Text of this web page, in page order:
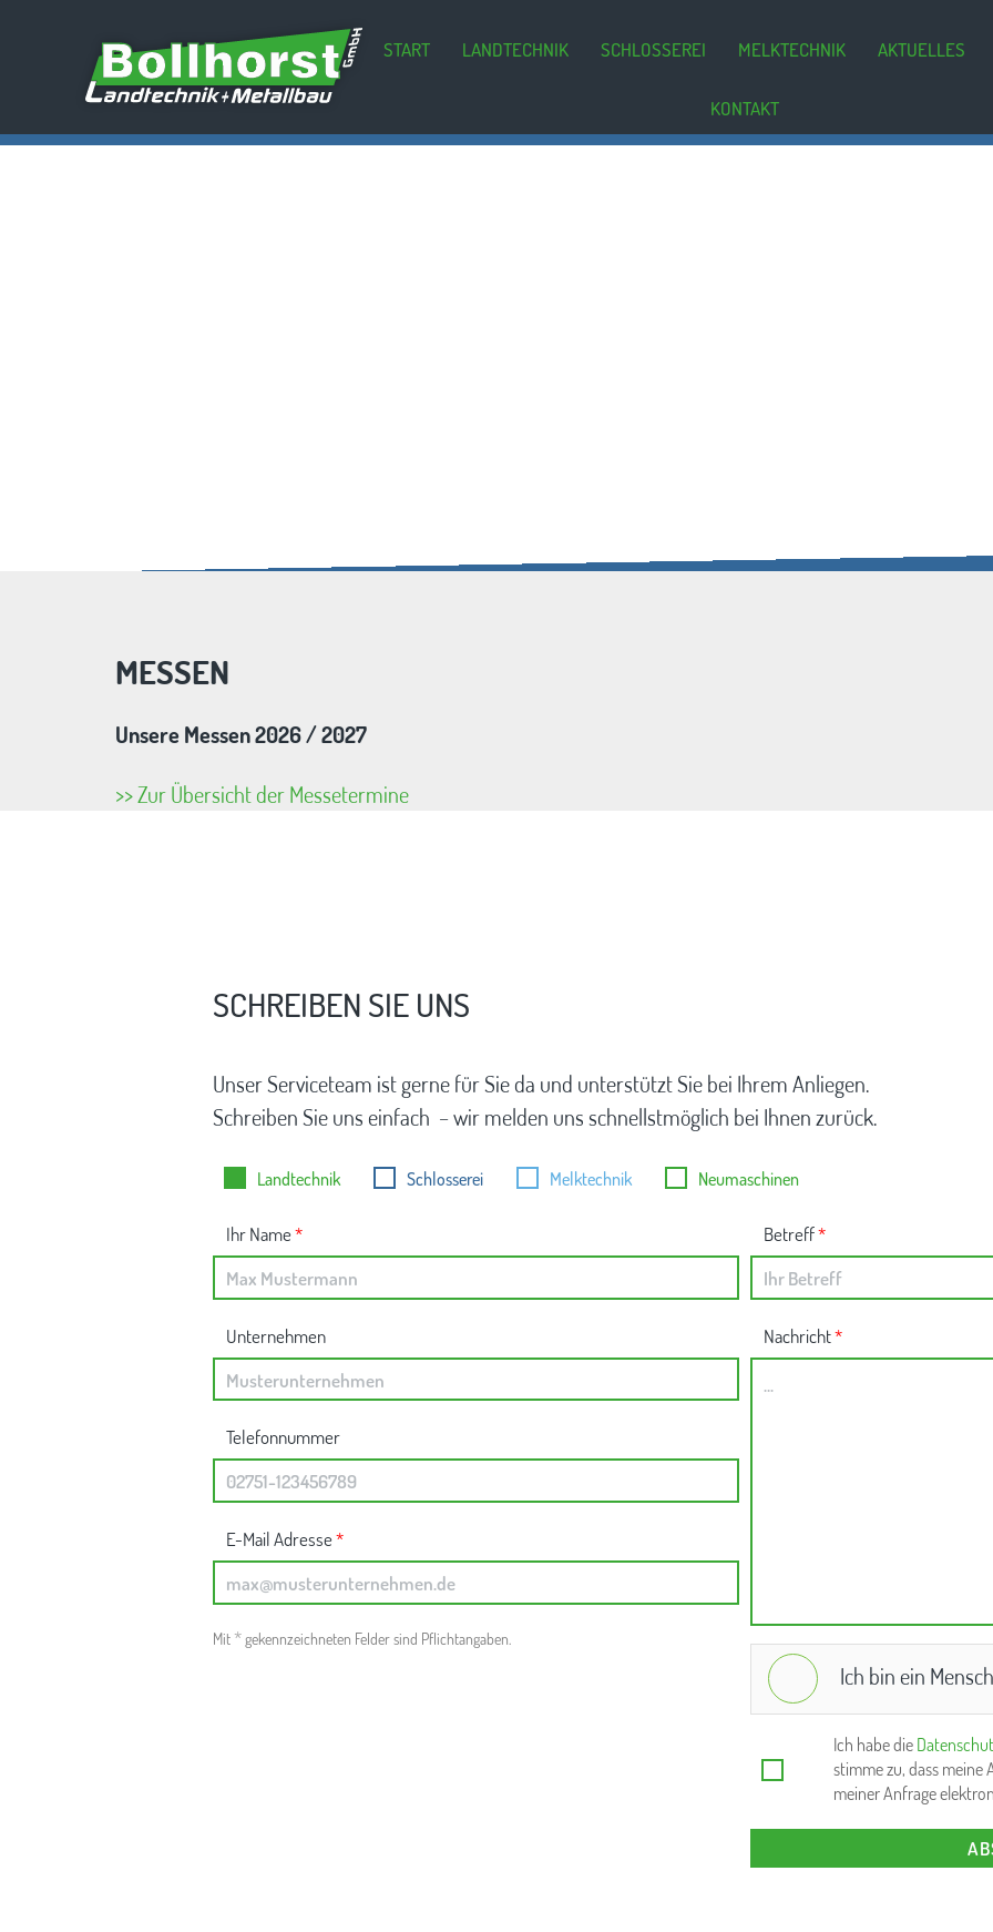
START LANDTECHNIK SCHLOSSEREI MELKTECHNIK AKTUELLES
KONTAKT
MESSEN
Unsere Messen 2026 / 2027
>> Zur Übersicht der Messetermine
SCHREIBEN SIE UNS
Unser Serviceteam ist gerne für Sie da und unterstützt Sie bei Ihrem Anliegen.
Schreiben Sie uns einfach – wir melden uns schnellstmöglich bei Ihnen zurück.
Landtechnik Schlosserei Melktechnik Neumaschinen
Ihr Name*
Unternehmen
Telefonnummer
E-Mail Adresse*
Mit *gekennzeichneten Felder sind Pflichtangaben.
Betreff*
Nachricht*
Ich bin ein Mensch
Ich habe die
stimme zu, dass
meiner Anfrage